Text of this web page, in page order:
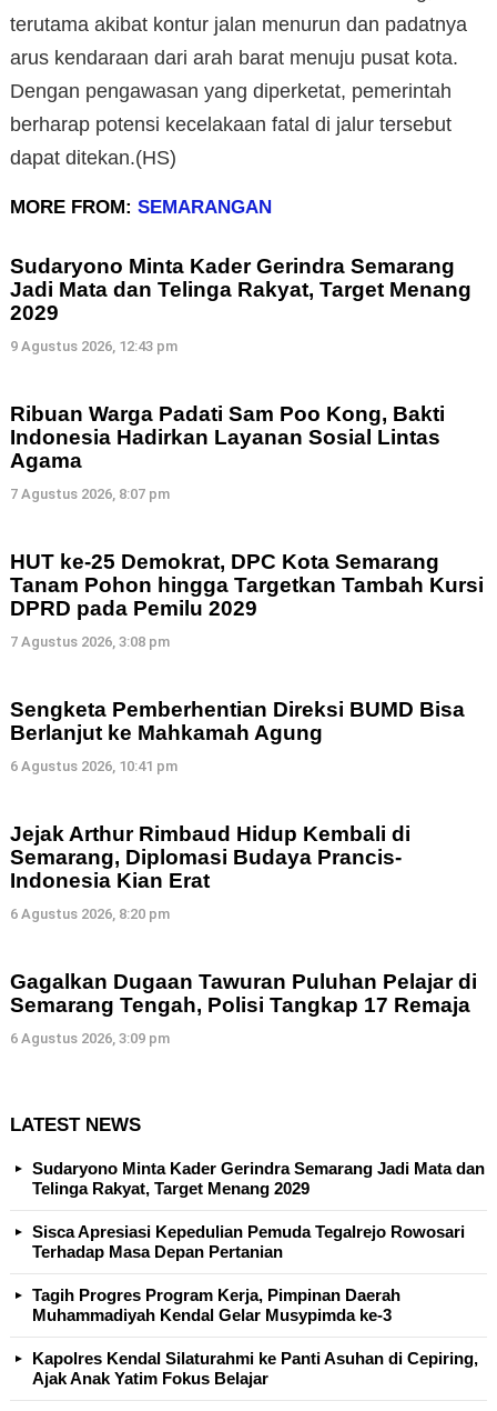
terutama akibat kontur jalan menurun dan padatnya
arus kendaraan dari arah barat menuju pusat kota.
Dengan pengawasan yang diperketat, pemerintah
berharap potensi kecelakaan fatal di jalur tersebut
dapat ditekan.(HS)
MORE FROM: SEMARANGAN
Sudaryono Minta Kader Gerindra Semarang
Jadi Mata dan Telinga Rakyat, Target Menang
2029
9 Agustus 2026, 12:43 pm
Ribuan Warga Padati Sam Poo Kong, Bakti
Indonesia Hadirkan Layanan Sosial Lintas
Agama
7 Agustus 2026, 8:07 pm
HUT ke-25 Demokrat, DPC Kota Semarang
Tanam Pohon hingga Targetkan Tambah Kursi
DPRD pada Pemilu 2029
7 Agustus 2026, 3:08 pm
Sengketa Pemberhentian Direksi BUMD Bisa
Berlanjut ke Mahkamah Agung
6 Agustus 2026, 10:41 pm
Jejak Arthur Rimbaud Hidup Kembali di
Semarang, Diplomasi Budaya Prancis-
Indonesia Kian Erat
6 Agustus 2026, 8:20 pm
Gagalkan Dugaan Tawuran Puluhan Pelajar di
Semarang Tengah, Polisi Tangkap 17 Remaja
6 Agustus 2026, 3:09 pm
LATEST NEWS
Sudaryono Minta Kader Gerindra Semarang Jadi Mata dan
Telinga Rakyat, Target Menang 2029
Sisca Apresiasi Kepedulian Pemuda Tegalrejo Rowosari
Terhadap Masa Depan Pertanian
Tagih Progres Program Kerja, Pimpinan Daerah
Muhammadiyah Kendal Gelar Musypimda ke-3
Kapolres Kendal Silaturahmi ke Panti Asuhan di Cepiring,
Ajak Anak Yatim Fokus Belajar